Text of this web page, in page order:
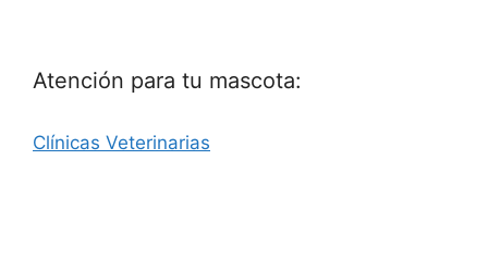
Atención para tu mascota:
Clínicas Veterinarias